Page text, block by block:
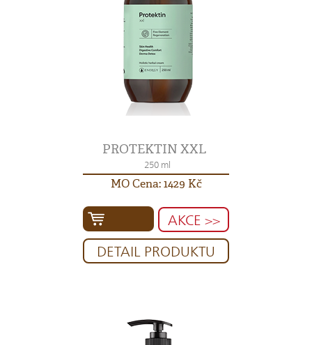
PROTEKTIN XXL
250 ml
MO Cena: 1429 Kč
AKCE >>
DETAIL PRODUKTU